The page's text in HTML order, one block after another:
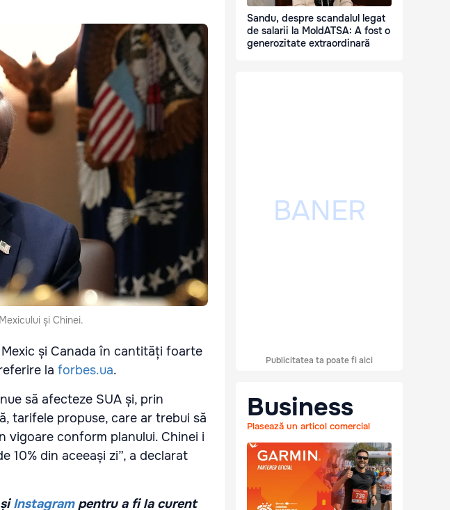
și Chinei.
și Canada în cantități foarte
la forbes.ua.
să afecteze SUA și, prin
tarifele propuse, care ar trebui să
conform planului. Chinei i
10% din aceeași zi”, a declarat
Instagrampentru a fi la curent
Sandu, despre scandalul legat
de salarii la MoldATSA: A fost o
generozitate extraordinară
Publicitatea ta poate fi aici
Business
Plasează un articol comercial